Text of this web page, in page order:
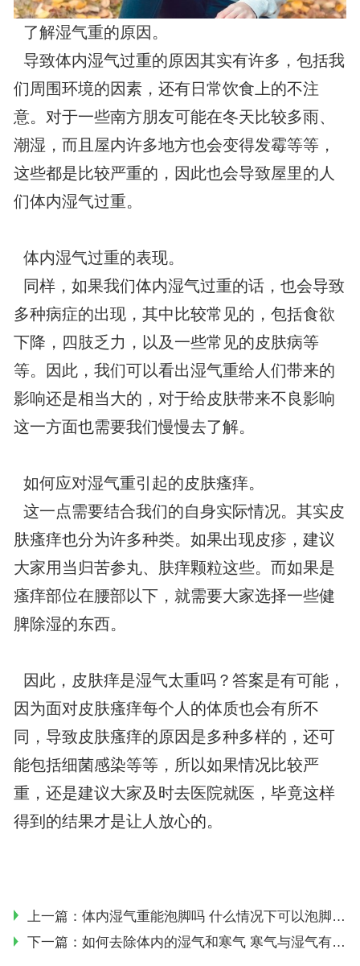
了解湿气重的原因。
导致体内湿气过重的原因其实有许多，包括我
们周围环境的因素，还有日常饮食上的不注
意。对于一些南方朋友可能在冬天比较多雨、
潮湿，而且屋内许多地方也会变得发霉等等，
这些都是比较严重的，因此也会导致屋里的人
们体内湿气过重。
体内湿气过重的表现。
同样，如果我们体内湿气过重的话，也会导致
多种病症的出现，其中比较常见的，包括食欲
下降，四肢乏力，以及一些常见的皮肤病等
等。因此，我们可以看出湿气重给人们带来的
影响还是相当大的，对于给皮肤带来不良影响
这一方面也需要我们慢慢去了解。
如何应对湿气重引起的皮肤瘙痒。
这一点需要结合我们的自身实际情况。其实皮
肤瘙痒也分为许多种类。如果出现皮疹，建议
大家用当归苦参丸、肤痒颗粒这些。而如果是
瘙痒部位在腰部以下，就需要大家选择一些健
脾除湿的东西。
因此，皮肤痒是湿气太重吗？答案是有可能，
因为面对皮肤瘙痒每个人的体质也会有所不
同，导致皮肤瘙痒的原因是多种多样的，还可
能包括细菌感染等等，所以如果情况比较严
重，还是建议大家及时去医院就医，毕竟这样
得到的结果才是让人放心的。
上一篇： 体内湿气重能泡脚吗 什么情况下可以泡脚祛湿
下一篇： 如何去除体内的湿气和寒气 寒气与湿气有什么区别和表现